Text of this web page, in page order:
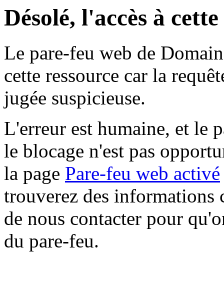
Désolé, l'accès à
Le pare-feu web de
cette ressource car la
jugée suspicieuse.
L'erreur est humaine, et le
le blocage n'est pas
la page Pare-feu web activé
trouverez des informations
de nous contacter pour
du pare-feu.